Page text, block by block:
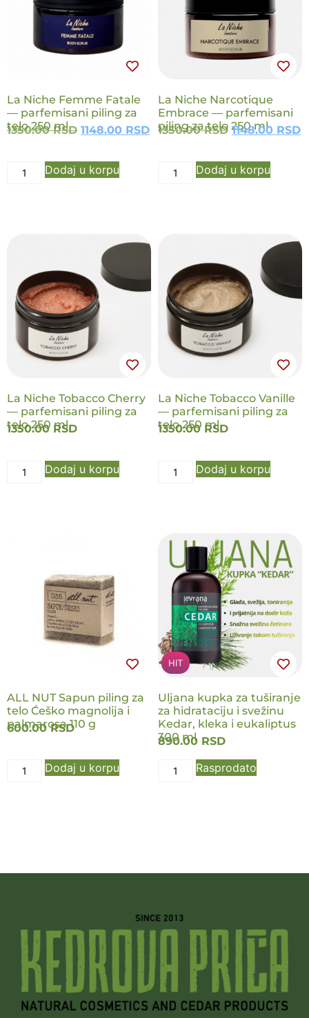
NOVO
La Niche Femme Fatale
— parfemisani piling za
telo 250 ml
1350.00RSD 1148.00 RSD
Dodaj u korpu
NOVO
La Niche Narcotique
Embrace — parfemisani
piling za telo 250 ml
1350.00RSD 1148.00 RSD
Dodaj u korpu
NOVO
La Niche Tobacco Cherry
— parfemisani piling za
telo 250 ml
1350.00 RSD
Dodaj u korpu
NOVO
La Niche Tobacco Vanille
— parfemisani piling za
telo 250 ml
1350.00 RSD
Dodaj u korpu
ALL NUT Sapun piling za
telo Ćeško magnolija i
palmarosa 110 g
600.00RSD
Dodaj u korpu
HIT
Uljana kupka za tuširanje
za hidrataciju i svežinu
Kedar, kleka i eukaliptus
300 ml
890.00 RSD
Rasprodato